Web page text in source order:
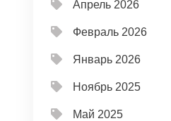
Апрель 2026
Февраль 2026
Январь 2026
Ноябрь 2025
Май 2025